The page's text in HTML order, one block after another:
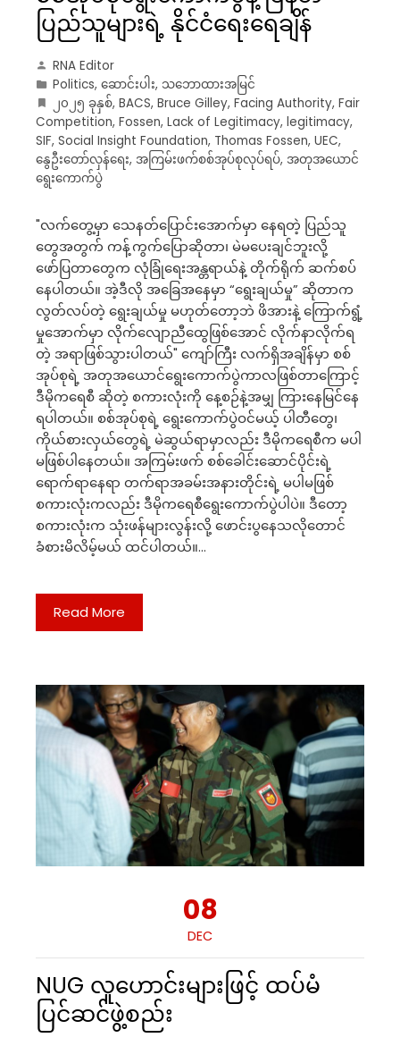
ပြည်သူများရဲ့ နိုင်ငံရေးရေချိန်
RNA Editor
Politics, ဆောင်းပါး, သဘောထားအမြင်
၂၀၂၅ ခုနှစ်, BACS, Bruce Gilley, Facing Authority, Fair
Competition, Fossen, Lack of Legitimacy, legitimacy,
SIF, Social Insight Foundation, Thomas Fossen, UEC,
နွေဦးတော်လှန်ရေး, အကြမ်းဖက်စစ်အုပ်စုလုပ်ရပ်, အတုအယောင်
ရွေးကောက်ပွဲ
"လက်တွေ့မှာ သေနတ်ပြောင်းအောက်မှာ နေရတဲ့ ပြည်သူ
တွေအတွက် ကန့်ကွက်ပြောဆိုတာ၊ မဲမပေးချင်ဘူးလို့
ဖော်ပြတာတွေက လုံခြုံရေးအန္တရာယ်နဲ့ တိုက်ရိုက် ဆက်စပ်
နေပါတယ်။ အဲ့ဒီလို အခြေအနေမှာ “ရွေးချယ်မှု” ဆိုတာက
လွတ်လပ်တဲ့ ရွေးချယ်မှု မဟုတ်တော့ဘဲ ဖိအားနဲ့ ကြောက်ရွံ့
မှုအောက်မှာ လိုက်လျောညီထွေဖြစ်အောင် လိုက်နာလိုက်ရ
တဲ့ အရာဖြစ်သွားပါတယ်" ကျော်ကြီး လက်ရှိအချိန်မှာ စစ်
အုပ်စုရဲ့ အတုအယောင်ရွေးကောက်ပွဲကာလဖြစ်တာကြောင့်
ဒီမိုကရေစီ ဆိုတဲ့ စကားလုံးကို နေ့စဉ်နဲ့အမျှ ကြားနေမြင်နေ
ရပါတယ်။ စစ်အုပ်စုရဲ့ ရွေးကောက်ပွဲဝင်မယ့် ပါတီတွေ၊
ကိုယ်စားလှယ်တွေရဲ့ မဲဆွယ်ရာမှာလည်း ဒီမိုကရေစီက မပါ
မဖြစ်ပါနေတယ်။ အကြမ်းဖက် စစ်ခေါင်းဆောင်ပိုင်းရဲ့
ရောက်ရာနေရာ တက်ရာအခမ်းအနားတိုင်းရဲ့ မပါမဖြစ်
စကားလုံးကလည်း ဒီမိုကရေစီရွေးကောက်ပွဲပါပဲ။ ဒီတော့
စကားလုံးက သုံးဖန်များလွန်းလို့ ဖောင်းပွနေသလိုတောင်
ခံစားမိလိမ့်မယ် ထင်ပါတယ်။…
Read More
08
DEC
NUG လူဟောင်းများဖြင့် ထပ်မံ
ပြင်ဆင်ဖွဲ့စည်း